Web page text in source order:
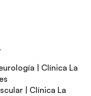
| Clínica La
| Clínica La